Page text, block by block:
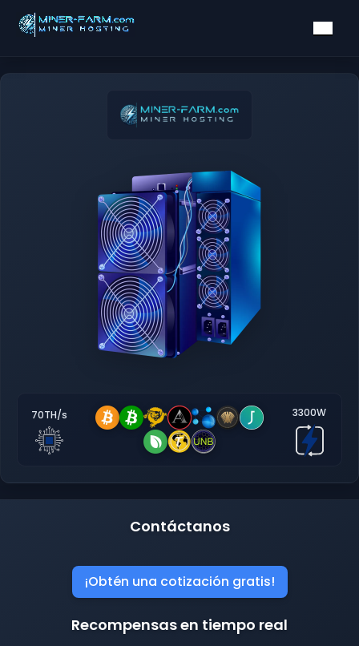
70TH/s 3300W
Contáctanos
¡Obtén una cotización gratis!
Recompensas en tiempo real